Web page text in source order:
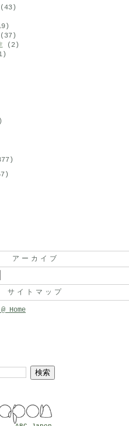
(43)
(37)
(2)
アーカイブ
サイトマップ
Home